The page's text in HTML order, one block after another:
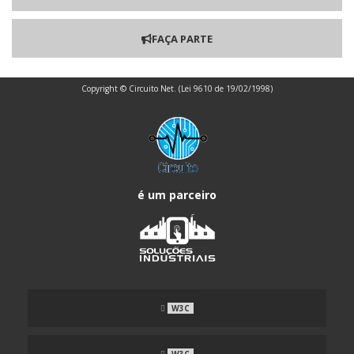
PLACA CIRCUITO IMPRESSO FR4
PLACA CIRCUITO IMPRESSO SOLDA
PLACA DE CIRCUITO IMPRESSO 10X15
PLACA DE CIRCUITO IMPRESSO 30X30
PLACA DE CIRCUITO IMPRESSO ARDUINO
PLACA DE CIRCUITO IMPRESSO DUPLA FACE PREÇO
PLACA DE CIRCUITO IMPRESSO EM ALUMÍNIO
PLACA DE CIRCUITO IMPRESSO FABRICANTE
FAÇA PARTE
Copyright © Circuito Net. (Lei 9610 de 19/02/1998)
é um parceiro
W3C